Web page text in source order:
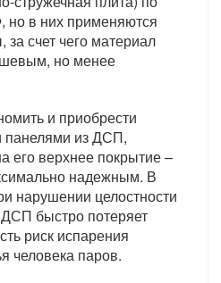
но в них применяются
за счет чего материал
но менее
и приобрести
панелями из ДСП,
его верхнее покрытие –
надежным. В
нарушении целостности
быстро потеряет
риск испарения
человека паров.